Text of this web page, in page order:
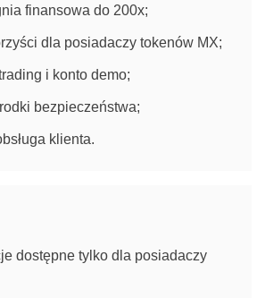
finansowa do 200x;
dla posiadaczy tokenów MX;
i konto demo;
bezpieczeństwa;
klienta.
dostępne tylko dla posiadaczy